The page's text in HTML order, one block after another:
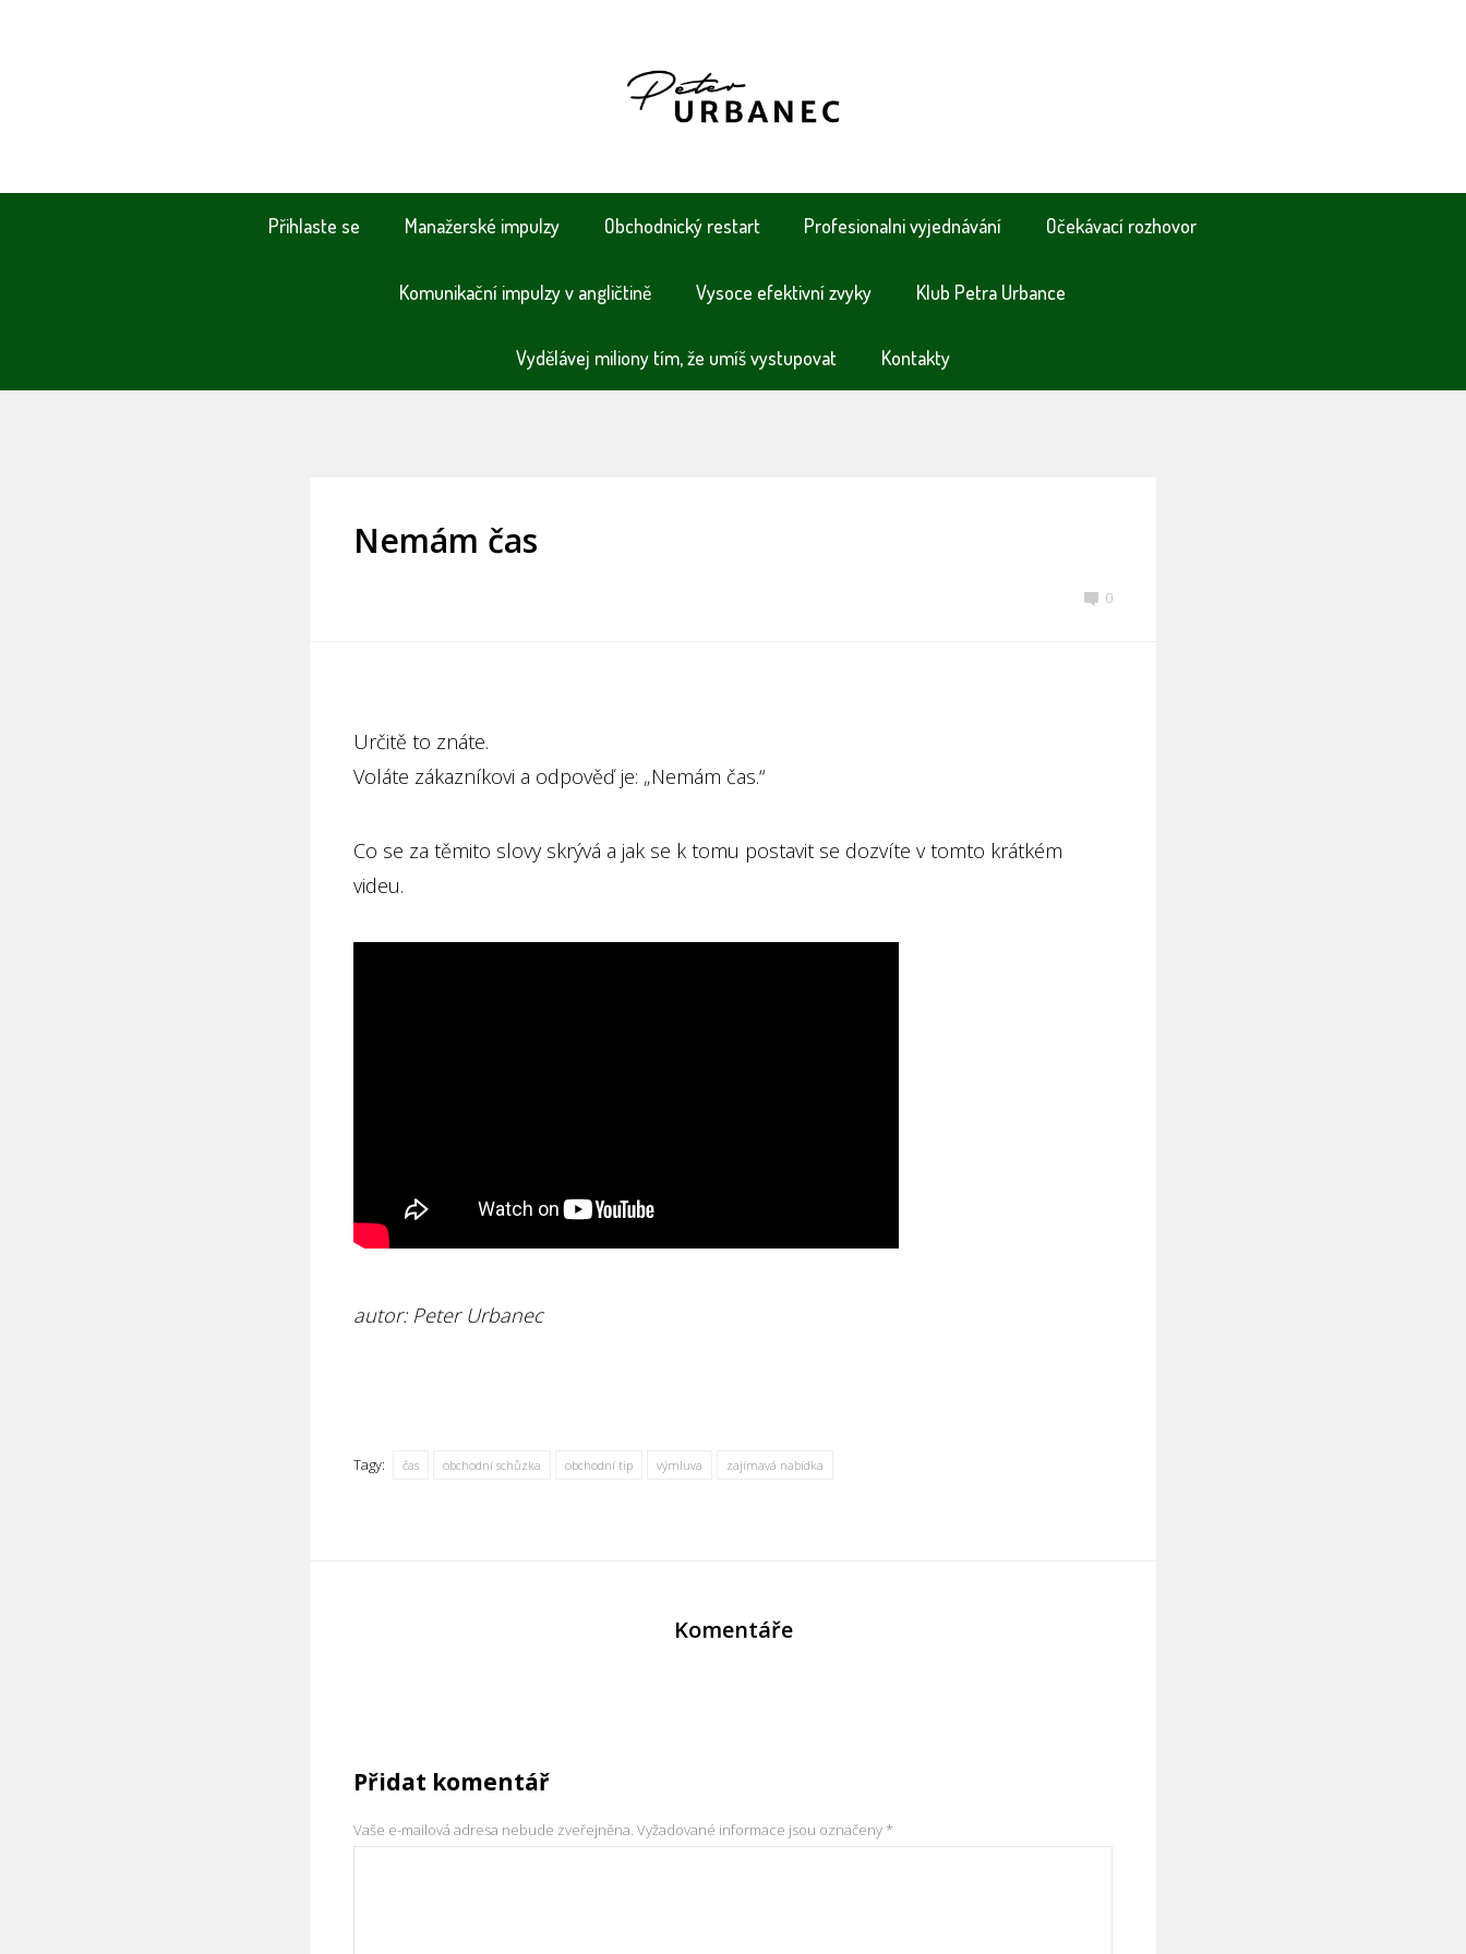
Přihlaste se Manažerské impulzy Obchodnický restart Profesionalni vyjednávání Očekávací rozhovor
Komunikační impulzy v angličtině Vysoce efektivní zvyky Klub Petra Urbance
Vydělávej miliony tím, že umíš vystupovat Kontakty
Nemám čas
0
Určitě to znáte.
Voláte zákazníkovi a odpověď je: „Nemám čas.“
Co se za těmito slovy skrývá a jak se k tomu postavit se dozvíte v tomto krátkém
videu.
autor: Peter Urbanec
Tagy: čas obchodní schůzka obchodní tip výmluva zajímavá nabídka
Komentáře
Přidat komentář
Vaše e-mailová adresa nebude zveřejněna. Vyžadované informace jsou označeny*